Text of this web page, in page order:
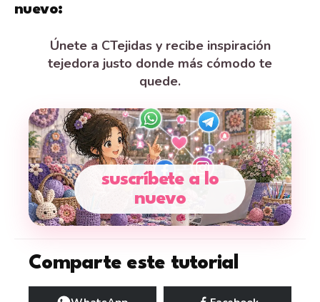
nuevo:
Únete a CTejidas y recibe inspiración
tejedora justo donde más cómodo te
quede.
suscríbete a lo
nuevo
Comparte este tutorial